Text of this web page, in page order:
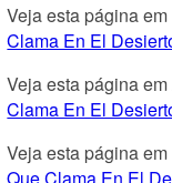
Veja esta página em
Clama En El
Veja esta página
Clama En El
Veja esta página
Que Clama En El